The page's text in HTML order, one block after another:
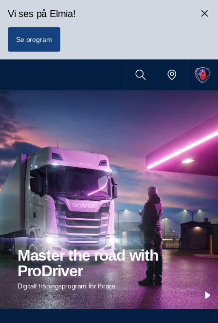
Vi ses på Elmia!
Se program
Master the road with
ProDriver
Digitalt tränings­pro­gram för förare